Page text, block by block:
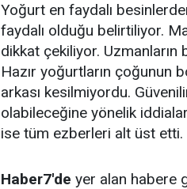
Yoğurt en faydalı
faydalı olduğu belirtiliyor.
dikkat çekiliyor. Uzmanların
Hazır yoğurtların çoğunun
arkası kesilmiyordu.
olabileceğine yönelik
ise tüm ezberleri alt üst etti.
Haber7'de yer alan habere